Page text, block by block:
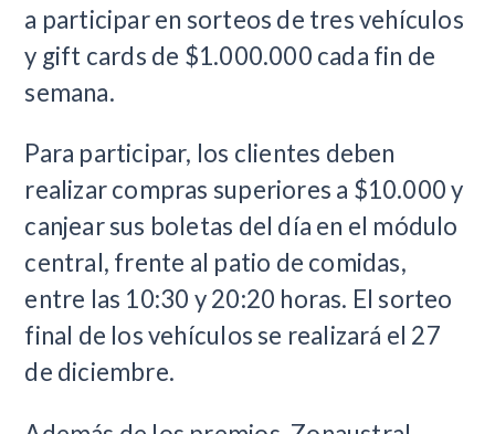
a participar en sorteos de tres vehículos
y gift cards de $1.000.000 cada fin de
semana.
Para participar, los clientes deben
realizar compras superiores a $10.000 y
canjear sus boletas del día en el módulo
central, frente al patio de comidas,
entre las 10:30 y 20:20 horas. El sorteo
final de los vehículos se realizará el 27
de diciembre.